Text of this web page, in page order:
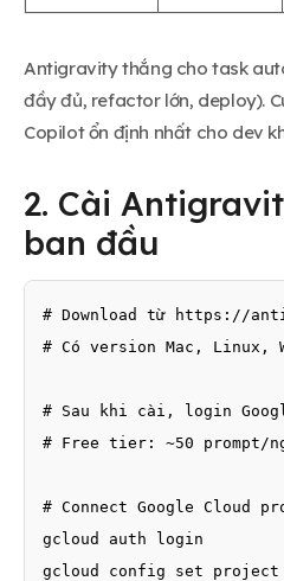
Antigravity thắng cho task
đầy đủ, refactor lớn, deploy).
Copilot ổn định nhất cho dev
2. Cài
ban đầu
# Download từ https://
# Có version Mac, Linux,
# Sau khi cài, login
# Free tier: ~50 prompt/
# Connect Google Cloud
gcloud auth login
gcloud config set project